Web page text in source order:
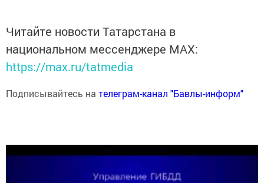
Читайте новости Татарстана в
национальном мессенджере MАХ:
https://max.ru/tatmedia
Подписывайтесь на телеграм-канал "Бавлы-информ"